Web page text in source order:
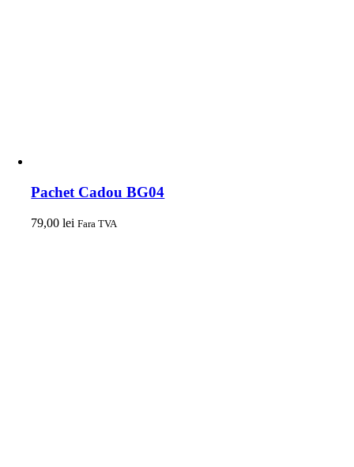
Pachet Cadou BG04
79,00lei Fara TVA